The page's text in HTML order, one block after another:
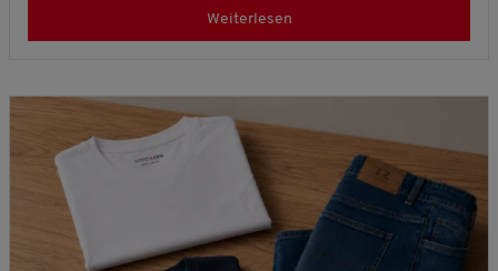
Weiterlesen